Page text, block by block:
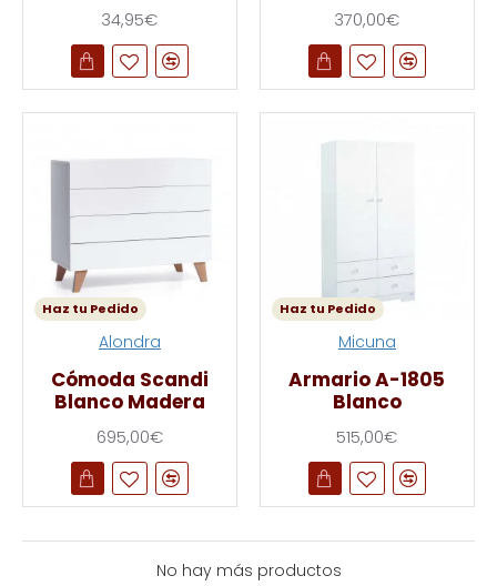
34,95€ 370,00€
Haz tu Pedido
Alondra
Cómoda Scandi
Blanco Madera
695,00€
Haz tu Pedido
Micuna
Armario A-1805
Blanco
515,00€
No hay más productos